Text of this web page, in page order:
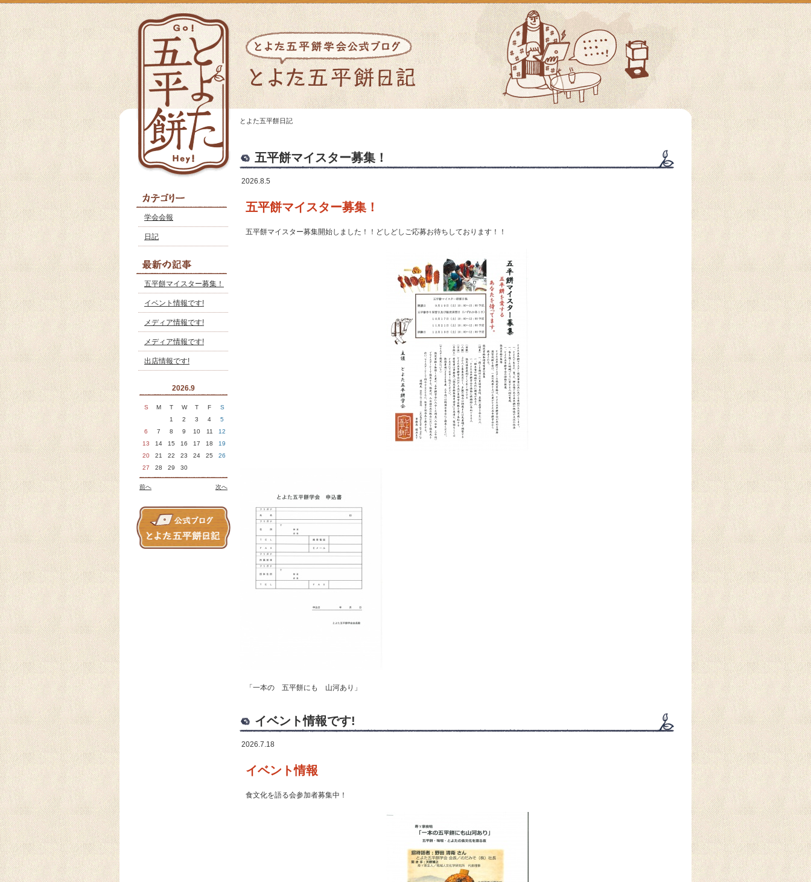
学会会報
日記
五平餅マイスター募集！
イベント情報です!
メディア情報です!
メディア情報です!
出店情報です!
2026.9
S M T W T F
S
1
2 3 4
5
6
7 8 9 10 11
12
13
14 15 16 17 18
19
20
21 22 23 24 25
26
27
28 29 30
次へ
前へ
とよた五平餅日記
五平餅マイスター募集！
2026.8.5
五平餅マイスター募集！
五平餅マイスター募集開始しました！！どしどしご応募お待ちしております！！
「一本の 五平餅にも 山河あり」
イベント情報です!
2026.7.18
イベント情報
食文化を語る会参加者募集中！